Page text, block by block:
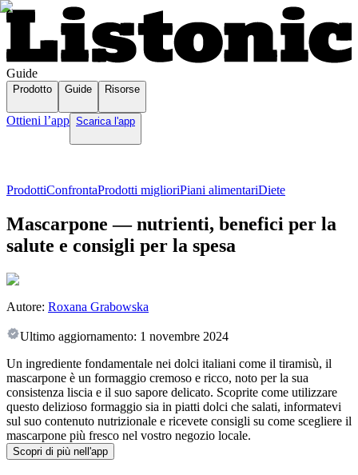
Guide
Prodotto Guide Risorse
Ottieni l’app Scarica l'app
ProdottiConfrontaProdotti miglioriPiani alimentariDiete
Mascarpone — nutrienti, benefici per la
salute e consigli per la spesa
Autore: Roxana Grabowska
Ultimo aggiornamento: 1 novembre 2024
Un ingrediente fondamentale nei dolci italiani come il tiramisù, il
mascarpone è un formaggio cremoso e ricco, noto per la sua
consistenza liscia e il suo sapore delicato. Scoprite come utilizzare
questo delizioso formaggio sia in piatti dolci che salati, informatevi
sul suo contenuto nutrizionale e ricevete consigli su come scegliere il
mascarpone più fresco nel vostro negozio locale.
Scopri di più nell'app